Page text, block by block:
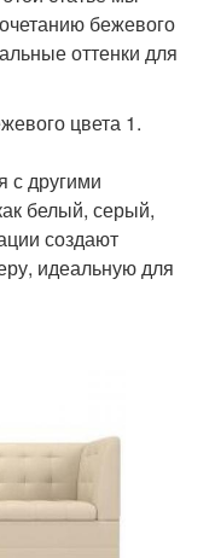
бежевого
оттенки для
цвета 1.
с другими
белый, серый,
создают
идеальную для